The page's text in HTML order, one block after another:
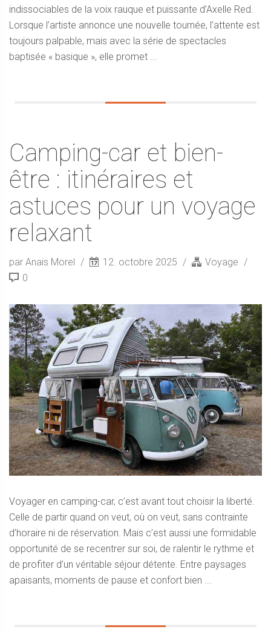
indissociables de la voix rauque et puissante d’Axelle Red.
Lorsque l’artiste annonce une nouvelle tournée, l’attente est
toujours palpable, mais avec la série de spectacles
baptisée « basique », elle promet ...
Camping-car et bien-
être : itinéraires et
astuces pour un voyage
relaxant
par Anais Morel 12. octobre 2025
Voyage
0
Voyager en camping-car, c’est avant tout choisir la liberté.
Celle de partir quand on veut, où on veut, sans contrainte
d’horaire ni de réservation. Mais c’est aussi une formidable
opportunité de se recentrer sur soi, de ralentir le rythme et
de profiter d’un véritable séjour détente. Entre paysages
apaisants, moments de pause et confort bien ...